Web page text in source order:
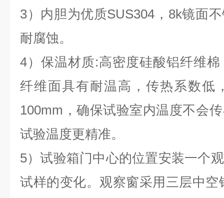
3）内胆为优质SUS304，8k镜面
耐腐蚀。
4）保温材质:高密度硅酸铝纤维
纤维面具有耐温高，传热系数低
100mm，确保试验室内温度不会
试验温度更精准。
5）试验箱门中心的位置安装一个
试样的变化。观察窗采用三层中